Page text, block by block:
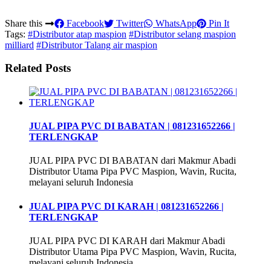
Share this Facebook Twitter WhatsApp
Pin It
Tags: #Distributor atap maspion #Distributor selang maspion
milliard #Distributor Talang air maspion
Related Posts
JUAL PIPA PVC DI BABATAN | 081231652266 |
TERLENGKAP
JUAL PIPA PVC DI BABATAN dari Makmur Abadi
Distributor Utama Pipa PVC Maspion, Wavin, Rucita,
melayani seluruh Indonesia
JUAL PIPA PVC DI KARAH | 081231652266 |
TERLENGKAP
JUAL PIPA PVC DI KARAH dari Makmur Abadi
Distributor Utama Pipa PVC Maspion, Wavin, Rucita,